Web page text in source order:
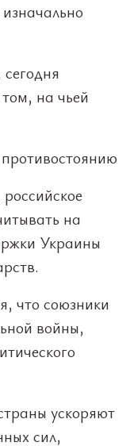
на чьей
на
Украины
что союзники
войны,
ускоряют
сил,